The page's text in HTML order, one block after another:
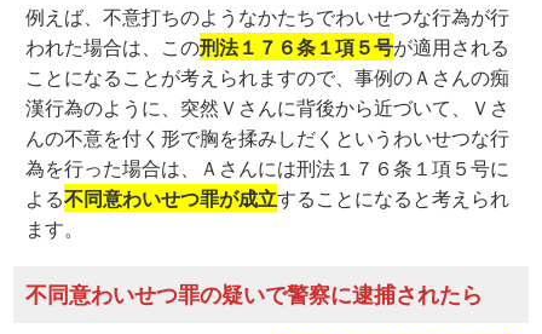
例えば、不意打ちのようなかたちでわいせつな行為が行
われた場合は、この刑法１７６条１項５号が適用される
ことになることが考えられますので、事例のＡさんの痴
漢行為のように、突然Ｖさんに背後から近づいて、Ｖさ
んの不意を付く形で胸を揉みしだくというわいせつな行
為を行った場合は、Ａさんには刑法１７６条１項５号に
よる不同意わいせつ罪が成立することになると考えられ
ます。
不同意わいせつ罪の疑いで警察に逮捕されたら